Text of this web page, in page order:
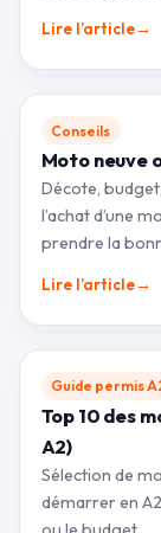
Lire l’article→
Conseils
Moto neuve
Décote,
l’achat d’une
prendre la
Lire l’article→
Guide permis
Top 10 des
A2)
Sélection de
démarrer en